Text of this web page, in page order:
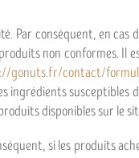
Par conséquent, en
non conformes. Il
gonuts.fr/contact/
susceptibles
disponibles sur le
si les produits